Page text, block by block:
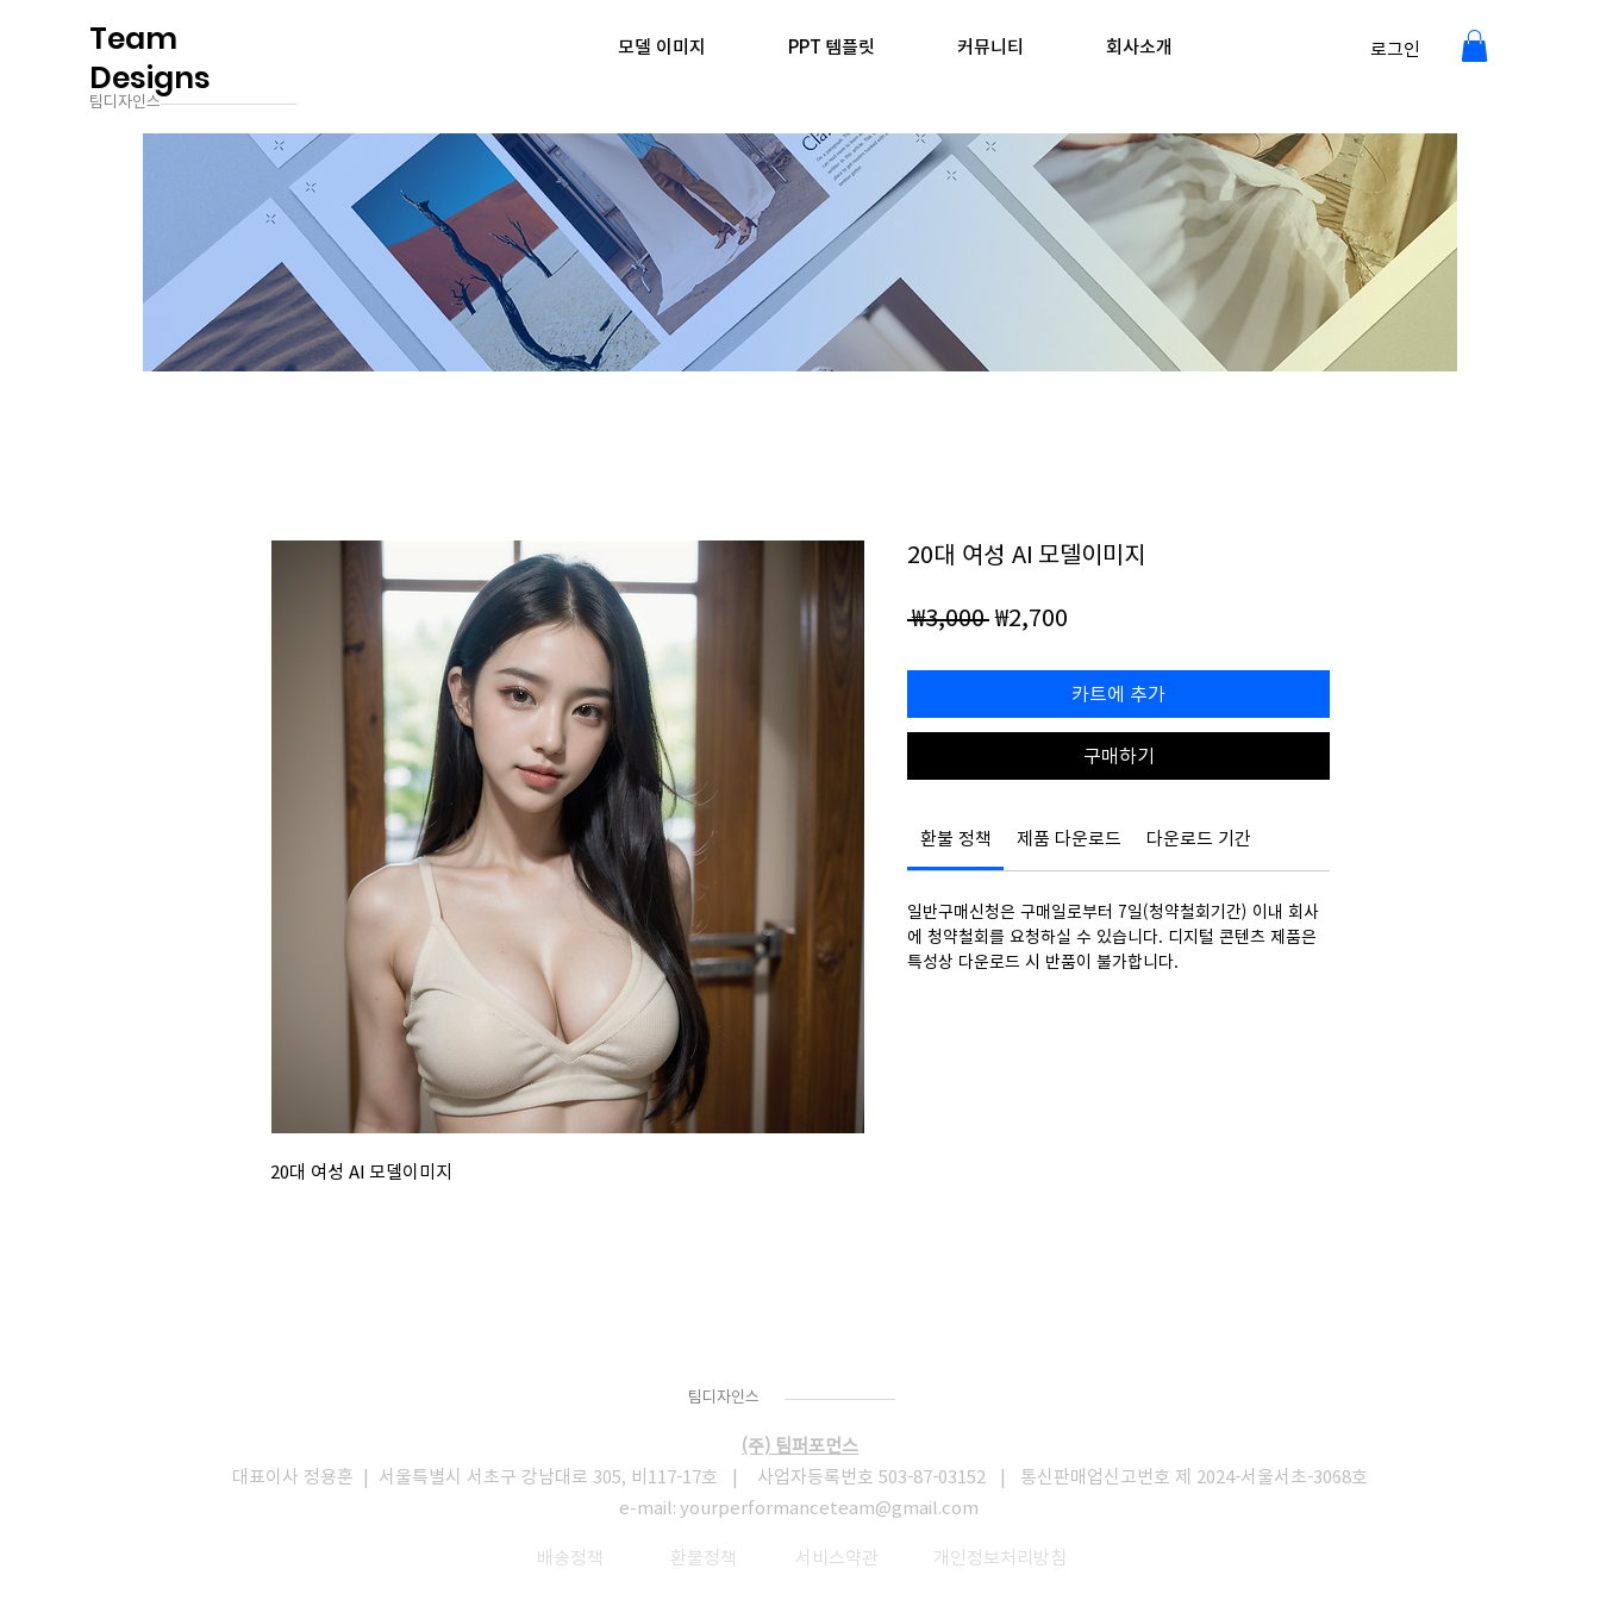
Team
Designs
팀디자인스
모델 이미지 PPT 템플릿 커뮤니티 회사소개 로그인
20대 여성 AI 모델이미지
20대 여성 AI 모델이미지
₩3,000 일
가
₩2,700
가
카트에 추가
구매하기
환불 정책 제품 다운로드 다운로드 기간
일반구매신청은 구매일로부터 7일(청약철회기간) 이내 회사
에 청약철회를 요청하실 수 있습니다. 디지털 콘텐츠 제품은
특성상 다운로드 시 반품이 불가합니다.
팀디자인스
(주) 팀퍼포먼스
대표이사 정용훈 | 서울특별시 서초구 강남대로 305, 비117-17호 | 사업자등록번호 503-87-03152 | 통신판매업신고번호 제 2024-서울서초-3068호
e-mail: yourperformanceteam@gmail.com
배송정책 환불정책 서비스약관 개인정보처리방침